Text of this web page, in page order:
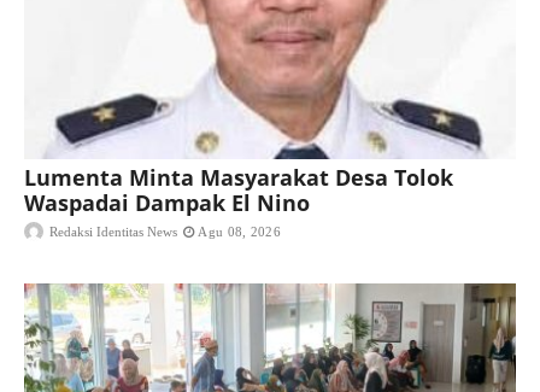
Lumenta Minta Masyarakat Desa Tolok
Waspadai Dampak El Nino
Redaksi Identitas News Agu 08, 2026